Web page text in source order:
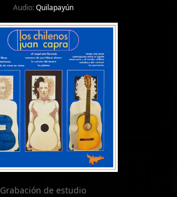
Audio:Quilapayún
Grabación de estudio